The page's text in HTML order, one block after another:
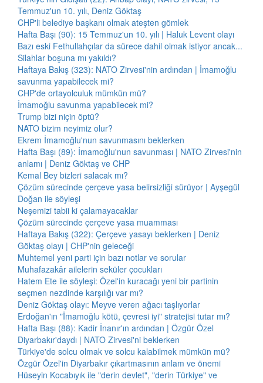
Temmuz'un 10. yılı, Deniz Göktaş
CHP'li belediye başkanı olmak ateşten gömlek
Hafta Başı (90): 15 Temmuz'un 10. yılı | Haluk Levent olayı
Bazı eski Fethullahçılar da sürece dahil olmak istiyor ancak...
Silahlar boşuna mı yakıldı?
Haftaya Bakış (323): NATO Zirvesi'nin ardından | İmamoğlu
savunma yapabilecek mi?
CHP'de ortayolculuk mümkün mü?
İmamoğlu savunma yapabilecek mi?
Trump bizi niçin öptü?
NATO bizim neyimiz olur?
Ekrem İmamoğlu'nun savunmasını beklerken
Hafta Başı (89): İmamoğlu'nun savunması | NATO Zirvesi'nin
anlamı | Deniz Göktaş ve CHP
Kemal Bey bizleri salacak mı?
Çözüm sürecinde çerçeve yasa belirsizliği sürüyor | Ayşegül
Doğan ile söyleşi
Neşemizi tabii ki çalamayacaklar
Çözüm sürecinde çerçeve yasa muamması
Haftaya Bakış (322): Çerçeve yasayı beklerken | Deniz
Göktaş olayı | CHP'nin geleceği
Muhtemel yeni parti için bazı notlar ve sorular
Muhafazakâr ailelerin seküler çocukları
Hatem Ete ile söyleşi: Özel'in kuracağı yeni bir partinin
seçmen nezdinde karşılığı var mı?
Deniz Göktaş olayı: Meyve veren ağacı taşlıyorlar
Erdoğan'ın "İmamoğlu kötü, çevresi iyi" stratejisi tutar mı?
Hafta Başı (88): Kadir İnanır'ın ardından | Özgür Özel
Diyarbakır'daydı | NATO Zirvesi'ni beklerken
Türkiye'de solcu olmak ve solcu kalabilmek mümkün mü?
Özgür Özel'in Diyarbakır çıkartmasının anlam ve önemi
Hüseyin Kocabıyık ile "derin devlet", "derin Türkiye" ve